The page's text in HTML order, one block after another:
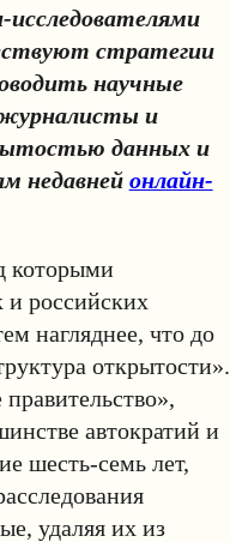
стратегии
научные
журналисты и
данных и
недавней онлайн-
которыми
и российских
нагляднее, что до
открытости».
автократий и
шесть-семь лет,
удаляя их из